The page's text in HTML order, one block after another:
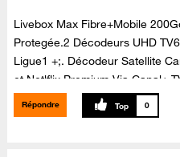
Livebox Max Fibre+Mobile
Protegée.2 Décodeurs UHD
Ligue1 +;. Décodeur Satellite
et Netlflix Premium Via
65QN90C Dolby Atmos,Barre
enceintes arrières
Répondre 0